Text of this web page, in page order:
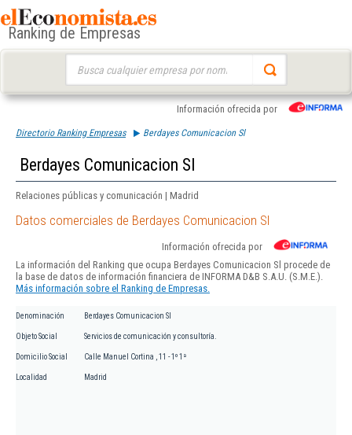
Ranking de Empresas
Información ofrecida por
Directorio Ranking Empresas Berdayes Comunicacion Sl
Berdayes Comunicacion Sl
Relaciones públicas y comunicación | Madrid
Datos comerciales de Berdayes Comunicacion Sl
Información ofrecida por
La información del Ranking que ocupa Berdayes Comunicacion Sl procede de
la base de datos de información financiera de INFORMA D&B S.A.U. (S.M.E.).
Más información sobre el Ranking de Empresas.
Denominación Berdayes Comunicacion Sl
Objeto Social Servicios de comunicación y consultoría.
Domicilio Social Calle Manuel Cortina , 11 - 1º 1ª
Localidad Madrid